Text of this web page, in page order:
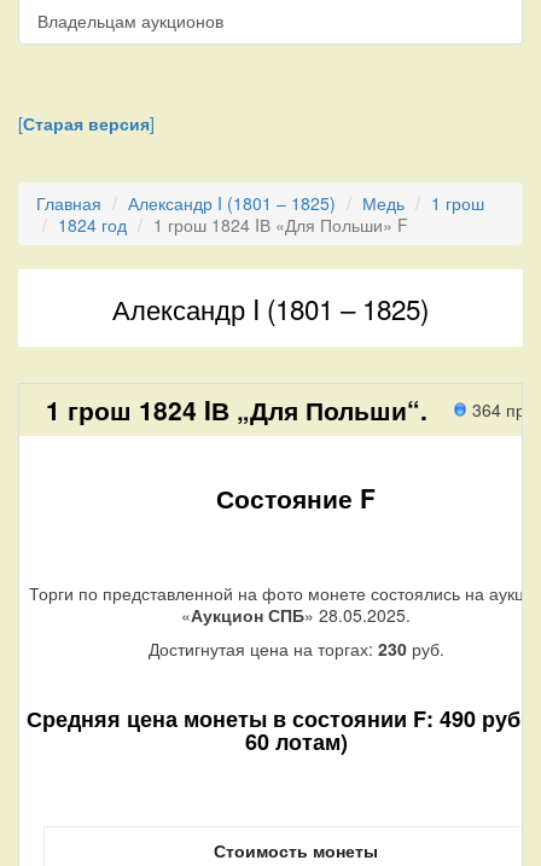
Владельцам аукционов
[Старая версия]
Главная Александр I (1801 – 1825) Медь
1 грош
1824 год
1 грош 1824 IВ «Для Польши» F
Александр I (1801 – 1825)
364
1 грош 1824 IВ „Для Польши“.
Состояние F
Торги по представленной на фото монете состоялись на
«Аукцион СПБ» 28.05.2025.
Достигнутая цена на торгах: 230руб.
Средняя цена монеты в состоянии F: 490 руб.
60 лотам)
Стоимость монеты